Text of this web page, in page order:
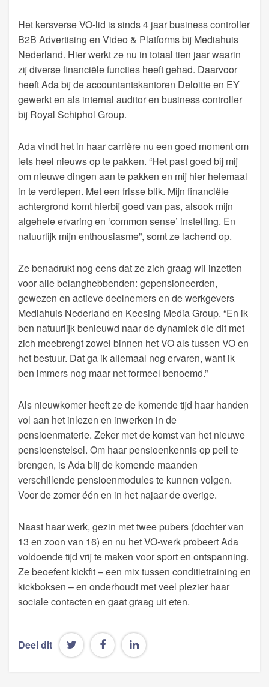
Het kersverse VO-lid is sinds 4 jaar business controller
B2B Advertising en Video & Platforms bij Mediahuis
Nederland. Hier werkt ze nu in totaal tien jaar waarin
zij diverse financiële functies heeft gehad. Daarvoor
heeft Ada bij de accountantskantoren Deloitte en EY
gewerkt en als internal auditor en business controller
bij Royal Schiphol Group.
Ada vindt het in haar carrière nu een goed moment om
iets heel nieuws op te pakken. “Het past goed bij mij
om nieuwe dingen aan te pakken en mij hier helemaal
in te verdiepen. Met een frisse blik. Mijn financiële
achtergrond komt hierbij goed van pas, alsook mijn
algehele ervaring en ‘common sense’ instelling. En
natuurlijk mijn enthousiasme”, somt ze lachend op.
Ze benadrukt nog eens dat ze zich graag wil inzetten
voor alle belanghebbenden: gepensioneerden,
gewezen en actieve deelnemers en de werkgevers
Mediahuis Nederland en Keesing Media Group. “En ik
ben natuurlijk benieuwd naar de dynamiek die dit met
zich meebrengt zowel binnen het VO als tussen VO en
het bestuur. Dat ga ik allemaal nog ervaren, want ik
ben immers nog maar net formeel benoemd.”
Als nieuwkomer heeft ze de komende tijd haar handen
vol aan het inlezen en inwerken in de
pensioenmaterie. Zeker met de komst van het nieuwe
pensioenstelsel. Om haar pensioenkennis op peil te
brengen, is Ada blij de komende maanden
verschillende pensioenmodules te kunnen volgen.
Voor de zomer één en in het najaar de overige.
Naast haar werk, gezin met twee pubers (dochter van
13 en zoon van 16) en nu het VO-werk probeert Ada
voldoende tijd vrij te maken voor sport en ontspanning.
Ze beoefent kickfit – een mix tussen conditietraining en
kickboksen – en onderhoudt met veel plezier haar
sociale contacten en gaat graag uit eten.
Deel dit